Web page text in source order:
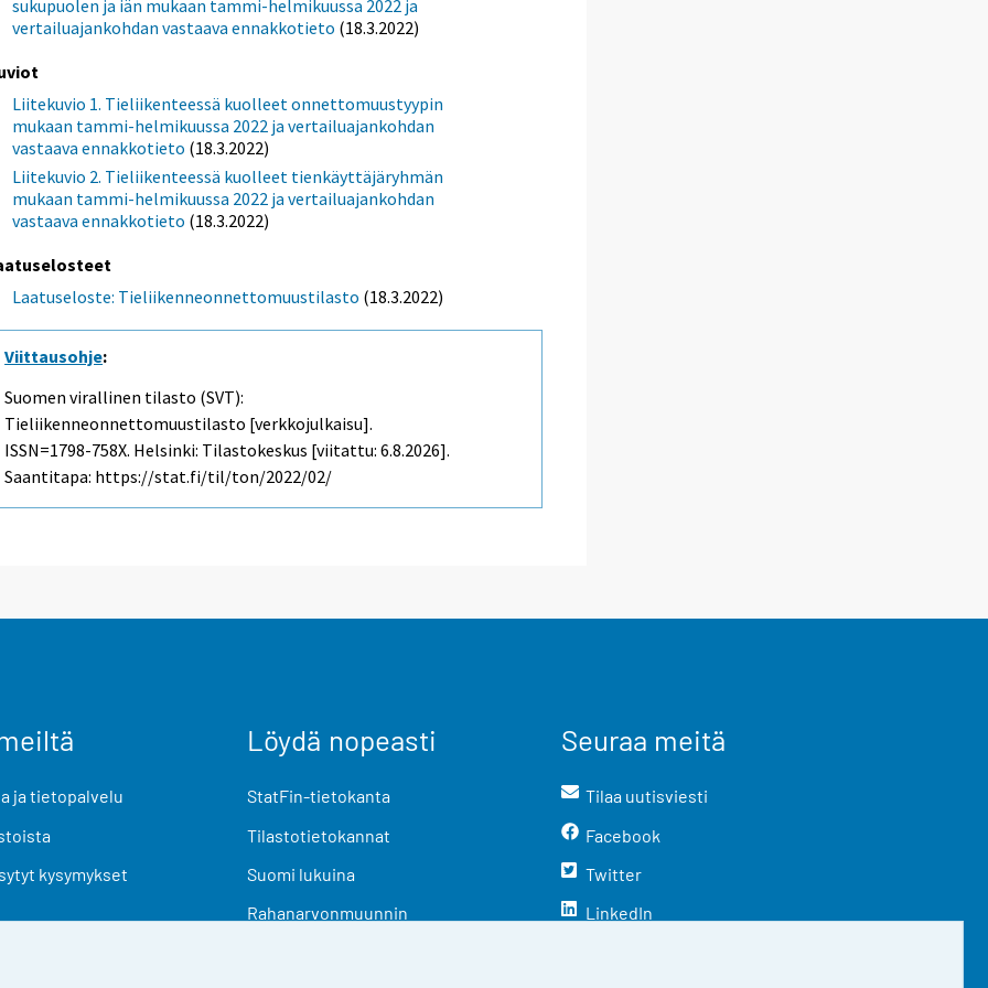
sukupuolen ja iän mukaan tammi-helmikuussa 2022 ja
vertailuajankohdan vastaava ennakkotieto (18.3.2022)
Liitekuvio 1. Tieliikenteessä kuolleet onnettomuustyypin
mukaan tammi-helmikuussa 2022 ja vertailuajankohdan
vastaava ennakkotieto (18.3.2022)
Liitekuvio 2. Tieliikenteessä kuolleet tienkäyttäjäryhmän
mukaan tammi-helmikuussa 2022 ja vertailuajankohdan
vastaava ennakkotieto (18.3.2022)
Laatuseloste: Tieliikenneonnettomuustilasto (18.3.2022)
Viittausohje:
Suomen virallinen tilasto (SVT):
Tieliikenneonnettomuustilasto [verkkojulkaisu].
ISSN=1798-758X. Helsinki: Tilastokeskus [viitattu: 6.8.2026].
Saantitapa: https://stat.fi/til/ton/2022/02/
ja tietopalvelu
kysymykset
Löydä nopeasti
StatFin-tietokanta
Tilastotietokannat
Suomi lukuina
Rahanarvonmuunnin
Seuraa meitä
Tilaa uutisviesti
Facebook
Twitter
LinkedIn